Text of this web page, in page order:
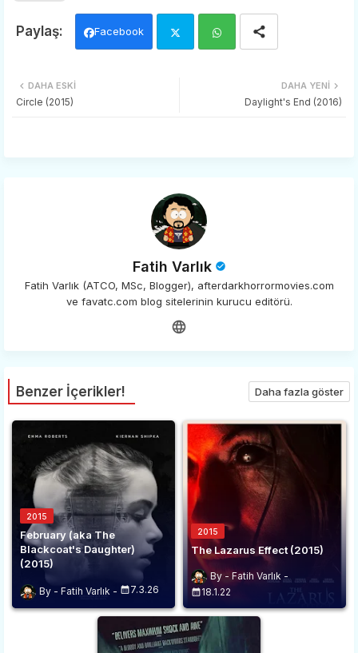
Facebook
DAHA YENI
Daylight's End (2016)
DAHA ESKI
Circle (2015)
Fatih Varlık
Fatih Varlık (ATCO, MSc, Blogger), afterdarkhorrormovies.com
ve favatc.com blog sitelerinin kurucu editörü.
Benzer İçerikler! Daha fazla göster
2015
February (aka The
Blackcoat's Daughter)
(2015)
Fatih Varlık 7.3.26
2015
The Lazarus Effect (2015)
Fatih Varlık
18.1.22